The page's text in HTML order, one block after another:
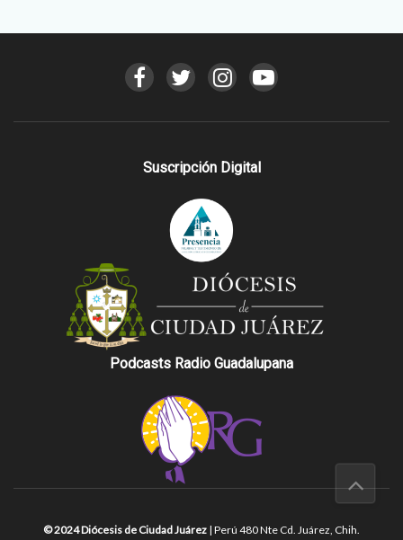
Suscripción Digital
Podcasts Radio Guadalupana
© 2024 Diócesis de Ciudad Juárez | Perú 480 Nte Cd. Juárez, Chih.